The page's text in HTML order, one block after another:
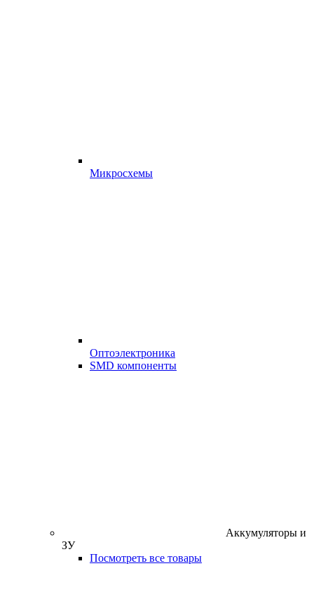
Микросхемы
Оптоэлектроника
SMD компоненты
Аккумуляторы и
ЗУ
Посмотреть все товары